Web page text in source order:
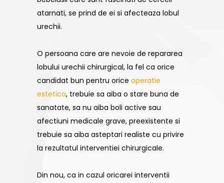
atarnati, se prind de ei si afecteaza lobul
urechii.
O persoana care are nevoie de repararea
lobului urechii chirurgical, la fel ca orice
candidat bun pentru orice operatie
estetica, trebuie sa aiba o stare buna de
sanatate, sa nu aiba boli active sau
afectiuni medicale grave, preexistente si
trebuie sa aiba asteptari realiste cu privire
la rezultatul interventiei chirurgicale.
Din nou, ca in cazul oricarei interventii